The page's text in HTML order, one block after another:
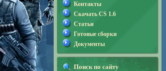
Контакты
Скачать CS 1.6
Статьи
Готовые сборки
Документы
Поиск по сайту